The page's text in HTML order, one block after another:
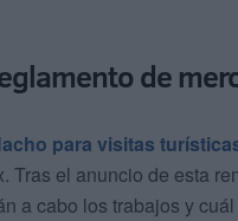
de
para visitas
Tras el anuncio de esta
a cabo los trabajos y